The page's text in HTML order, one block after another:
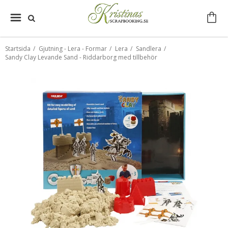
Startsida / Gjutning - Lera - Formar / Lera / Sandlera /
Sandy Clay Levande Sand - Riddarborg med tillbehör